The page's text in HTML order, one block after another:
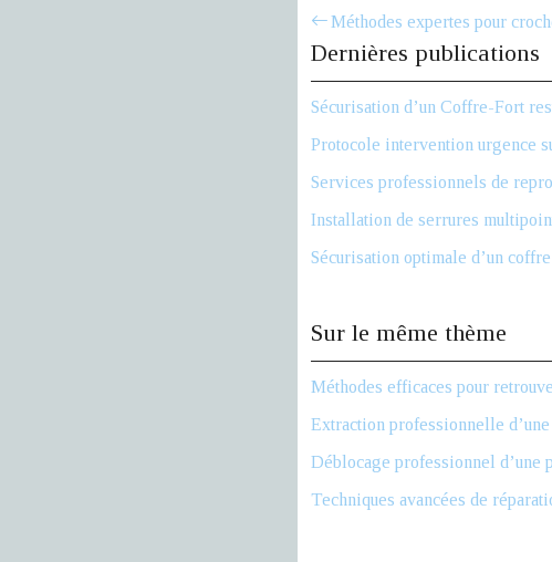
Méthodes expertes pour
Dernières publications
Sécurisation d’un Coffre-Fort
Protocole intervention urgence
Services professionnels de
Installation de serrures
Sécurisation optimale d’un
Sur le même thème
Méthodes efficaces pour
Extraction professionnelle
Déblocage professionnel d’une
Techniques avancées de